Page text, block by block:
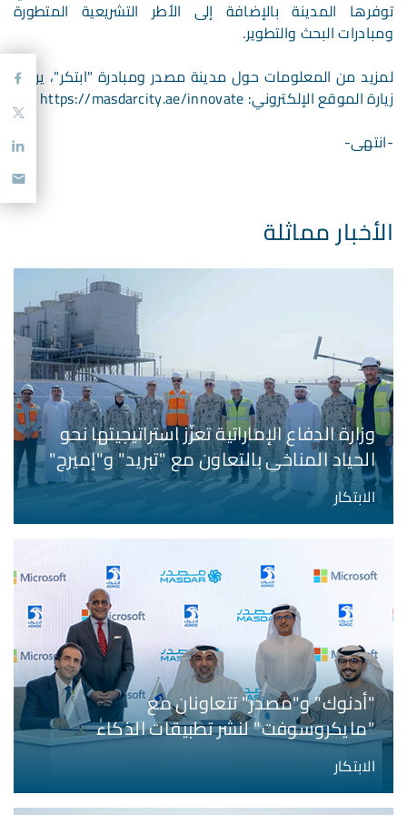
توفرها المدينة بالإضافة إلى الأطر التشريعية المتطورة
ومبادرات البحث والتطوير.
لمزيد من المعلومات حول مدينة مصدر ومبادرة "ابتكر"، يرجى
زيارة الموقع الإلكتروني: https://masdarcity.ae/innovate
-انتهى-
الأخبار مماثلة
وزارة الدفاع الإماراتية تعزّز استراتيجيتها نحو
الحياد المناخي بالتعاون مع "تبريد" و"إميرج"
الابتكار
"أدنوك" و"مصدر" تتعاونان مع
"مايكروسوفت" لنشر تطبيقات الذكاء
الاصطناعي والحلول منخفضة الكربون
الابتكار